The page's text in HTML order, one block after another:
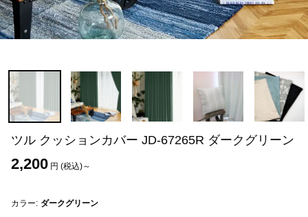
ツル クッションカバー JD-67265R ダークグリーン
2,200 円 (税込)～
カラー: ダークグリーン